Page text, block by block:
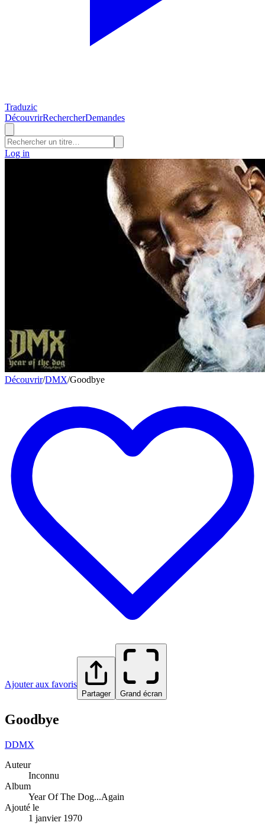
Traduzic
DécouvrirRechercherDemandes
Log in
Découvrir/DMX/Goodbye
Ajouter aux favoris
Partager Grand écran
Goodbye
DDMX
Auteur
Inconnu
Album
Year Of The Dog...Again
Ajouté le
1 janvier 1970